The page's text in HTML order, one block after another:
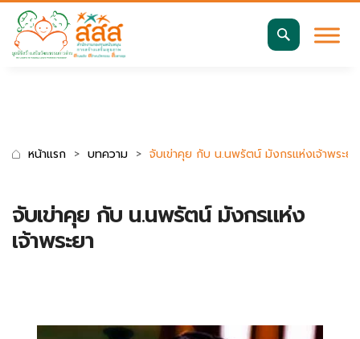
มาตรฐานการเข้าถึงเว็บ WCAG 2.2 AA
หน้าแรก บทความ จับเข่าคุย กับ น.นพรัตน์ มังกรแห่งเจ้าพระยา
จับเข่าคุย กับ น.นพรัตน์ มังกรแห่ง
เจ้าพระยา